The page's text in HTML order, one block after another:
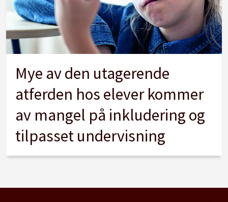
Mye av den utagerende
atferden hos elever kommer
av mangel på inkludering og
tilpasset undervisning